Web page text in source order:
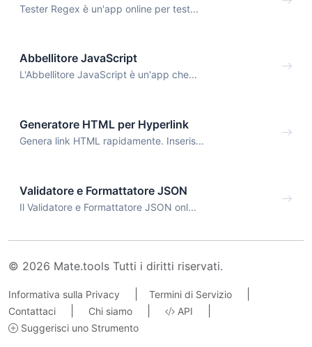
Tester Regex è un'app online per test...
Abbellitore JavaScript
L'Abbellitore JavaScript è un'app che...
Generatore HTML per Hyperlink
Genera link HTML rapidamente. Inseris...
Validatore e Formattatore JSON
Il Validatore e Formattatore JSON onl...
© 2026 Mate.tools Tutti i diritti riservati.
Informativa sulla Privacy Termini di Servizio
Contattaci Chi siamo API
Suggerisci uno Strumento